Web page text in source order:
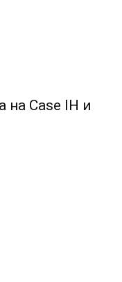
на Case IH и